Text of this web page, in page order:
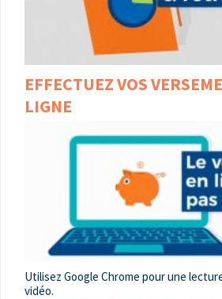
EFFECTUEZ VOS
LIGNE
Utilisez Google Chrome pour une
vidéo.